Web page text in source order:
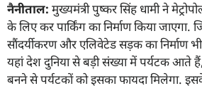
नैनीताल: मुख्यमंत्री पुष्कर सिंह धामी ने
के लिए कर पार्किंग का निर्माण किया
सौंदर्यीकरण और एलिवेटेड सड़क का निर्माण
यहां देश दुनिया से बड़ी संख्या में पर्यटक आते
बनने से पर्यटकों को इसका फायदा मिलेगा.